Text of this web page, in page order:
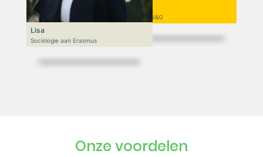
Niek
VWO 6, N&T/N&G
Lisa
Sociologie aan Erasmus
Onze voordelen